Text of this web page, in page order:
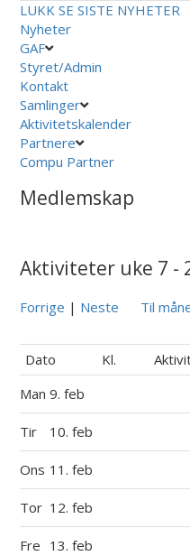
LUKK SE SISTE NYHETER
Nyheter
GAF
Styret/Admin
Kontakt
Samlinger
Aktivitetskalender
Partnere
Compu Partner
Medlemskap
Aktiviteter uke 7 -
Forrige | Neste Til
Dato Kl.
Man9. feb
Tir 10. feb
Ons 11. feb
Tor 12. feb
Fre 13. feb